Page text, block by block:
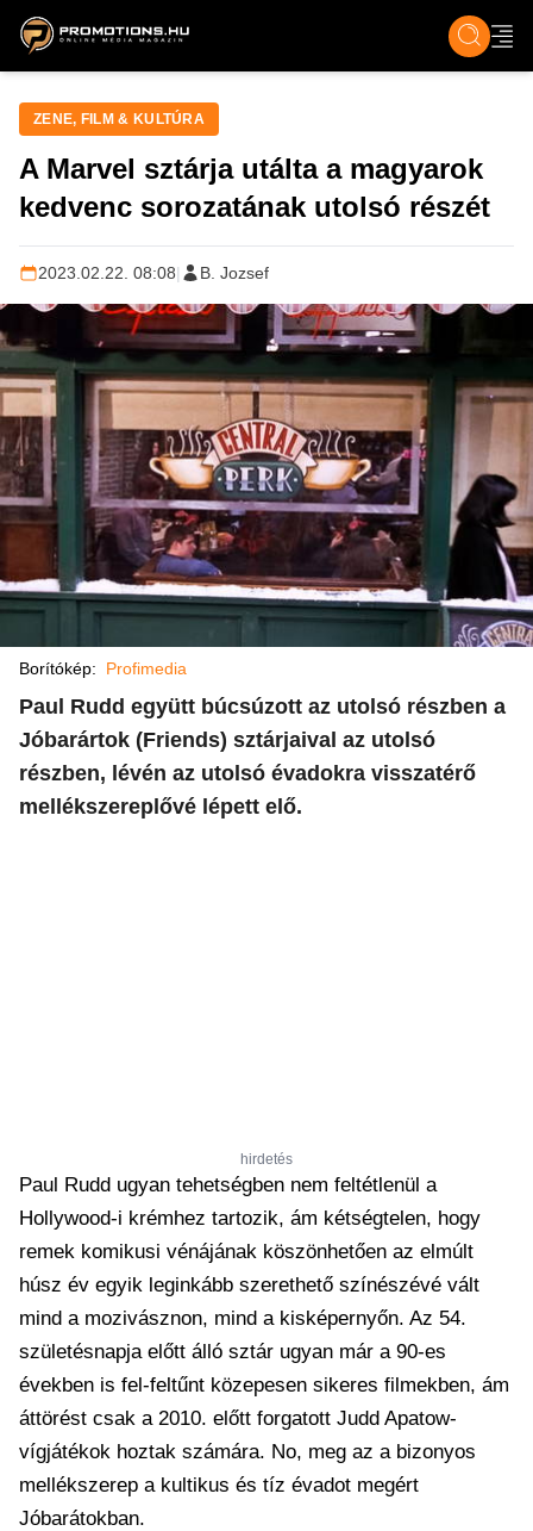
ZENE, FILM & KULT ÉLET TECH &
ZENE, FILM & KULTÚRA
A Marvel sztárja utálta a magyarok
kedvenc sorozatának utolsó részét
2023.02.22. 08:08| B. Jozsef
Borítókép: Profimedia
Paul Rudd együtt búcsúzott az utolsó részben a
Jóbarártok (Friends) sztárjaival az utolsó
részben, lévén az utolsó évadokra visszatérő
mellékszereplővé lépett elő.
hirdetés
Paul Rudd ugyan tehetségben nem feltétlenül a
Hollywood-i krémhez tartozik, ám kétségtelen, hogy
remek komikusi vénájának köszönhetően az elmúlt
húsz év egyik leginkább szerethető színészévé vált
mind a mozivásznon, mind a kisképernyőn. Az 54.
születésnapja előtt álló sztár ugyan már a 90-es
években is fel-feltűnt közepesen sikeres filmekben, ám
áttörést csak a 2010. előtt forgatott Judd Apatow-
vígjátékok hoztak számára. No, meg az a bizonyos
mellékszerep a kultikus és tíz évadot megért
Jóbarátokban.